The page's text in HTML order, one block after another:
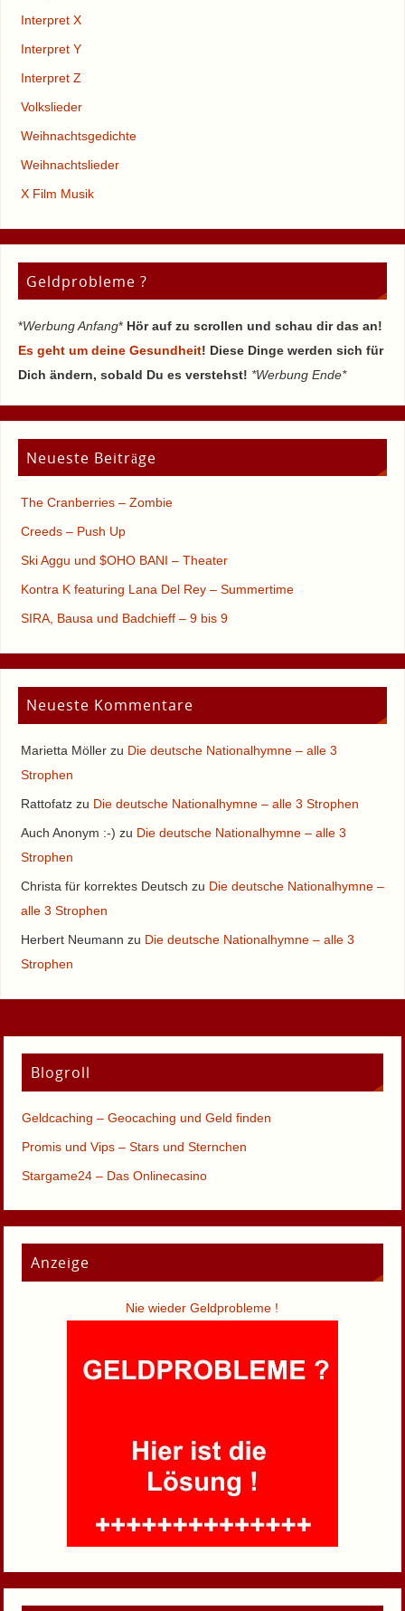
Interpret X
Interpret Y
Interpret Z
Volkslieder
Weihnachtsgedichte
Weihnachtslieder
X Film Musik
Geldprobleme ?
*Werbung Anfang* Hör auf zu scrollen und schau dir das an!
Es geht um deine Gesundheit! Diese Dinge werden sich für
Dich ändern, sobald Du es verstehst! *Werbung Ende*
Neueste Beiträge
The Cranberries – Zombie
Creeds – Push Up
Ski Aggu und $OHO BANI – Theater
Kontra K featuring Lana Del Rey – Summertime
SIRA, Bausa und Badchieff – 9 bis 9
Neueste Kommentare
Marietta Möllerzu Die deutsche Nationalhymne – alle 3
Strophen
Rattofatzzu Die deutsche Nationalhymne – alle 3 Strophen
Auch Anonym :-) zu Die deutsche Nationalhymne – alle 3
Strophen
Christa für korrektes Deutsch zu Die deutsche Nationalhymne –
alle 3 Strophen
Herbert Neumann zu Die deutsche Nationalhymne – alle 3
Strophen
Blogroll
Geldcaching – Geocaching und Geld finden
Promis und Vips – Stars und Sternchen
Stargame24 – Das Onlinecasino
Anzeige
Nie wieder Geldprobleme !